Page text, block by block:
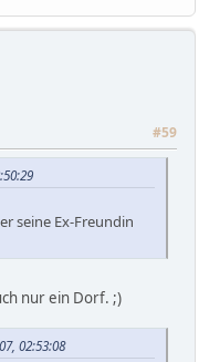
#59
seine Ex-Freundin
nur ein Dorf. ;)
02:53:08